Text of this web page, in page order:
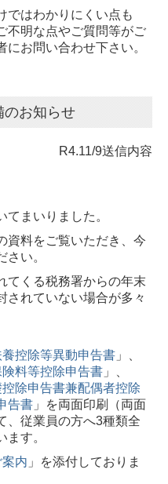
ではわかりにくい点も
不明な点やご質問等がご
お問い合わせ下さい。
のお知らせ
R4.11/9送信内容
まいりました。
資料をご覧いただき、今
い。
てくる税務署からの年末
されていない場合が多々
控除等異動申告書 」、
料等控除申告書 」、
除申告書兼配偶者控除
告書 」を両面印刷（両面
、従業員の方へ3種類全
す。
内 」を添付しておりま